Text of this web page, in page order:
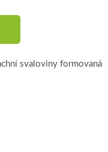
svaloviny formovaná